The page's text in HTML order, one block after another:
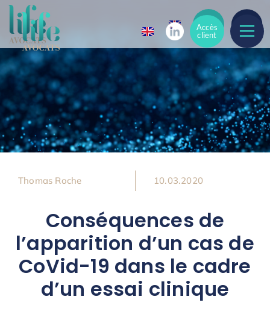
Accès
client
Accès
client
Thomas Roche 10.03.2020
Conséquences de
l’apparition d’un cas de
CoVid-19 dans le cadre
d’un essai clinique